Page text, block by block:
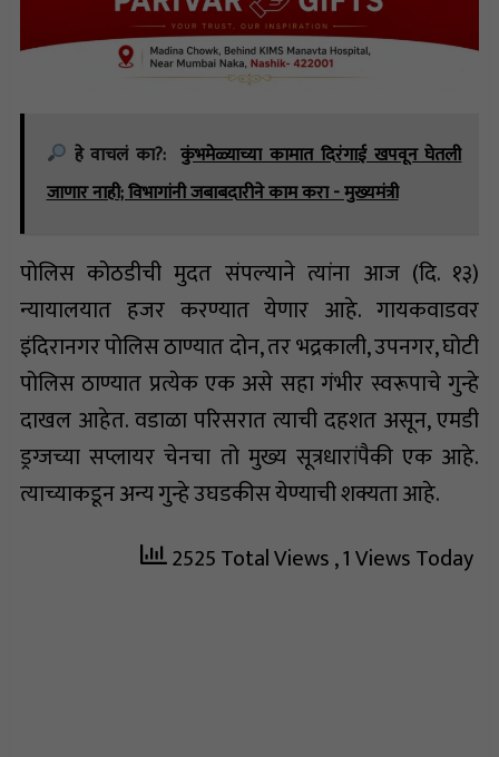
हे वाचलं का?: कुंभमेळ्याच्या कामात दिरंगाई खपवून घेतली
जाणार नाही; विभागांनी जबाबदारीने काम करा - मुख्यमंत्री
पोलिस कोठडीची मुदत संपल्याने त्यांना आज (दि. १३)
न्यायालयात हजर करण्यात येणार आहे. गायकवाडवर
इंदिरानगर पोलिस ठाण्यात दोन, तर भद्रकाली, उपनगर, घोटी
पोलिस ठाण्यात प्रत्येक एक असे सहा गंभीर स्वरूपाचे गुन्हे
दाखल आहेत. वडाळा परिसरात त्याची दहशत असून, एमडी
ड्रग्जच्या सप्लायर चेनचा तो मुख्य सूत्रधारांपैकी एक आहे.
त्याच्याकडून अन्य गुन्हे उघडकीस येण्याची शक्यता आहे.
2525 Total Views, 1 Views Today